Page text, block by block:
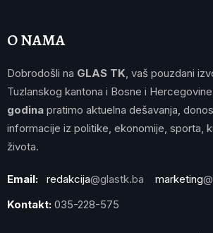
O NAMA
Dobrodošli na GLAS TK , vaš pouzdani
Tuzlanskog kantona i Bosne i
godina pratimo aktuelna dešavanja,
informacije iz politike, ekonomije, sporta,
života.
Email: redakcija@glastk.ba marketing
Kontakt: 035-228-575